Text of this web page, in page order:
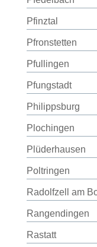
Pfinztal
Pfronstetten
Pfullingen
Pfungstadt
Philippsburg
Plochingen
Plüderhausen
Poltringen
Radolfzell am
Rangendingen
Rastatt